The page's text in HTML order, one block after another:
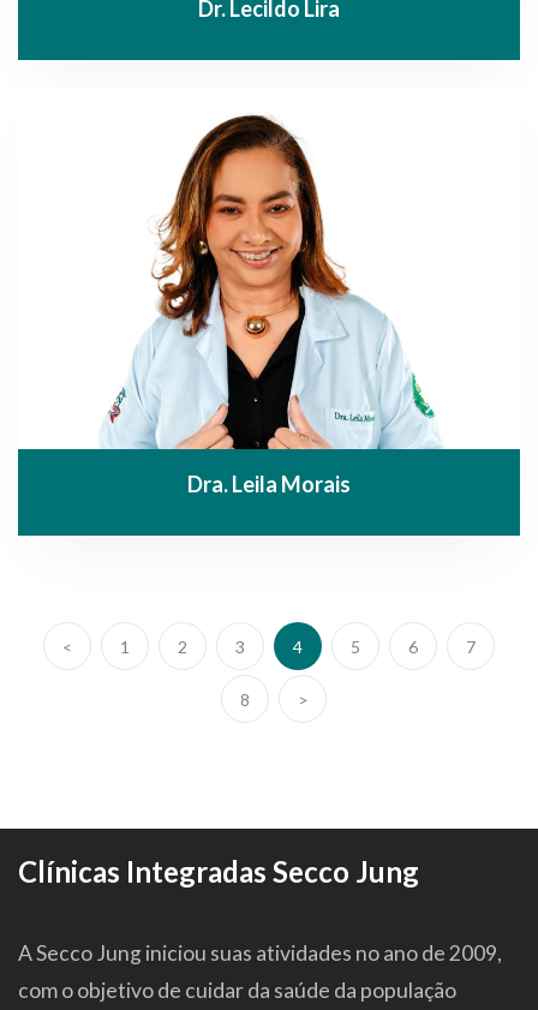
Dr. Lecildo Lira
Dra. Leila Morais
< 1 2 3 4 5 6 7
8 >
Clínicas Integradas Secco Jung
A Secco Jung iniciou suas atividades no ano de 2009,
com o objetivo de cuidar da saúde da população